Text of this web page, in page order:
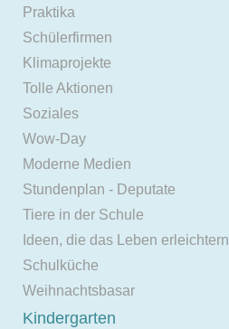
Praktika
Schülerfirmen
Klimaprojekte
Tolle Aktionen
Soziales
Wow-Day
Moderne Medien
Stundenplan - Deputate
Tiere in der Schule
Ideen, die das Leben erleichtern
Schulküche
Weihnachtsbasar
Kindergarten